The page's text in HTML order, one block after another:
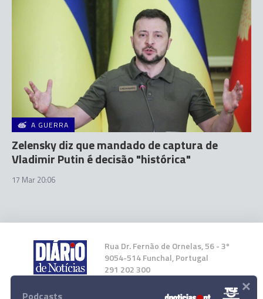
A GUERRA
Zelensky diz que mandado de captura de
Vladimir Putin é decisão "histórica"
17 Mar 20:06
Rua Dr. Fernão de Ornelas, 56 - 3º
9054-514 Funchal, Portugal
291 202 300
Instale a nossa App
Podcasts ×